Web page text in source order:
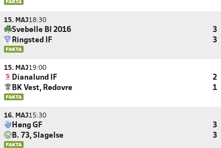
15. MAJ18:30
Svebølle BI 2016
3
Ringsted IF
3
15. MAJ19:00
Dianalund IF
2
BK Vest, Rødovre
1
16. MAJ15:30
Høng GF
3
B. 73, Slagelse
3